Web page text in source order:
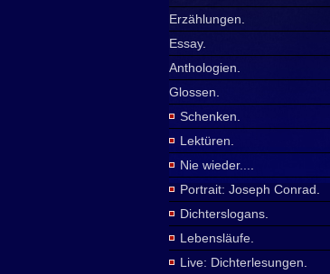
Erzählungen
Essay.
Anthologien
Glossen
Schenken
Lektüren
Nie wieder...
Portrait: Joseph Conrad
Dichterslogans
Lebensläufe
Live: Dichterlesungen